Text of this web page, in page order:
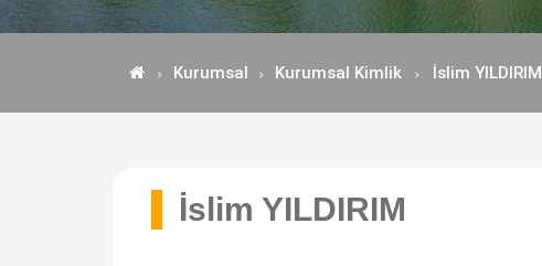
Kurumsal Kurumsal Kimlik İslim YILDIRIM
İslim YILDIRIM